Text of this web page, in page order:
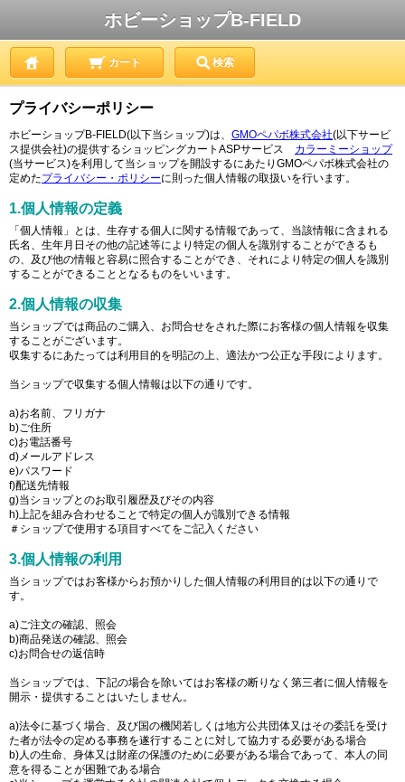
ホビーショップB-FIELD
カート 検索
プライバシーポリシー
ホビーショップB-FIELD(以下当ショップ)は、 GMOペパボ株式会社(以下サービ
ス提供会社)の提供するショッピングカートASPサービス カラーミーショップ
(当サービス)を利用して当ショップを開設するにあたりGMOペパボ株式会社の
定めたプライバシー・ポリシーに則った個人情報の取扱いを行います。
1.個人情報の定義
「個人情報」とは、生存する個人に関する情報であって、当該情報に含まれる
氏名、生年月日その他の記述等により特定の個人を識別することができるも
の、及び他の情報と容易に照合することができ、それにより特定の個人を識別
することができることとなるものをいいます。
2.個人情報の収集
当ショップでは商品のご購入、お問合せをされた際にお客様の個人情報を収集
することがございます。
収集するにあたっては利用目的を明記の上、適法かつ公正な手段によります。
当ショップで収集する個人情報は以下の通りです。
a)お名前、フリガナ
b)ご住所
c)お電話番号
d)メールアドレス
e)パスワード
f)配送先情報
g)当ショップとのお取引履歴及びその内容
h)上記を組み合わせることで特定の個人が識別できる情報
＃ショップで使用する項目すべてをご記入ください
3.個人情報の利用
当ショップではお客様からお預かりした個人情報の利用目的は以下の通りで
す。
a)ご注文の確認、照会
b)商品発送の確認、照会
c)お問合せの返信時
当ショップでは、下記の場合を除いてはお客様の断りなく第三者に個人情報を
開示・提供することはいたしません。
a)法令に基づく場合、及び国の機関若しくは地方公共団体又はその委託を受け
た者が法令の定める事務を遂行することに対して協力する必要がある場合
b)人の生命、身体又は財産の保護のために必要がある場合であって、本人の同
意を得ることが困難である場合